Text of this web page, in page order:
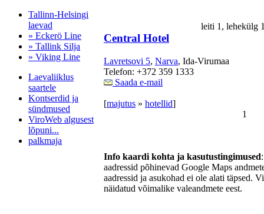
Tallinn-Helsingi
laevad
» Eckerö Line
» Tallink Silja
» Viking Line
Laevaliiklus
saartele
Kontserdid ja
sündmused
ViroWeb algusest
lõpuni...
palkmaja
leiti 1,
Central Hotel
Lavretsovi 5, Narva, Ida-Virumaa
Telefon: +372 359 1333
Saada e-mail
[majutus » hotellid]
1
Info kaardi kohta ja kasutustingimused
aadressid põhinevad Google Maps
aadressid ja asukohad ei ole alati täpsed.
näidatud võimalike valeandmete eest.